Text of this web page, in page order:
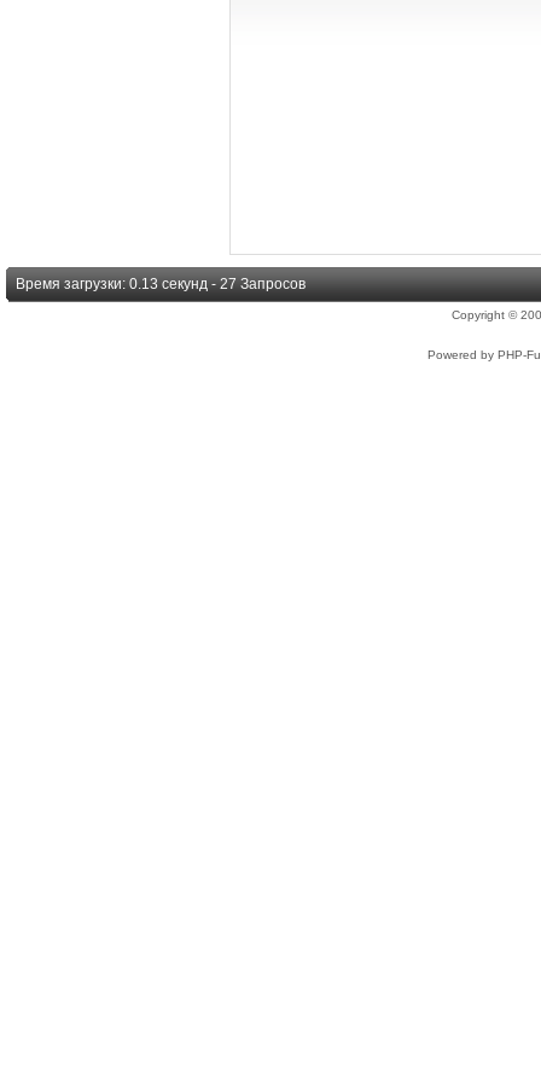
Время загрузки: 0.13 секунд - 27 Запросов
Copyright ©
Powered by PHP-